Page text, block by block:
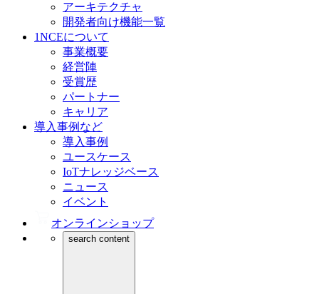
アーキテクチャ
開発者向け機能一覧
1NCEについて
事業概要
経営陣
受賞歴
パートナー
キャリア
導入事例など
導入事例
ユースケース
IoTナレッジベース
ニュース
イベント
オンラインショップ
search content